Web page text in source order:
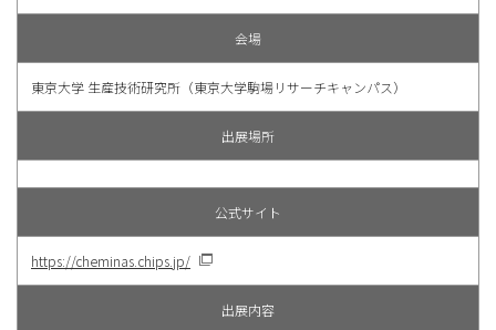
会場
東京大学 生産技術研究所（東京大学駒場リサーチキャンパス）
出展場所
公式サイト
https://cheminas.chips.jp/
出展内容